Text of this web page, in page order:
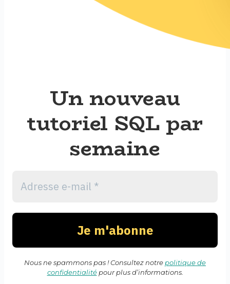
Un nouveau
tutoriel SQL par
semaine
Nous ne spammons pas ! Consultez notre politique de
confidentialitépour plus d’informations.